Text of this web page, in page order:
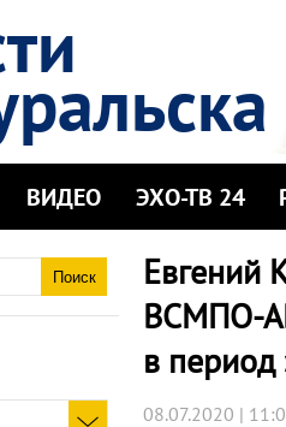
ВИДЕО ЭХО-ТВ 24
Евгений
ВСМПО-
в
08.07.2020 |